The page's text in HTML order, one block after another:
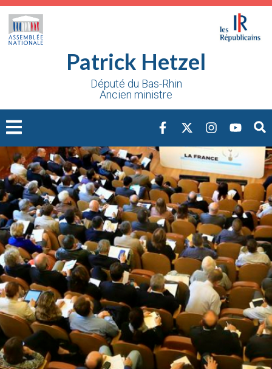
Patrick Hetzel
Député du Bas-Rhin
Ancien ministre
Cookies management panel